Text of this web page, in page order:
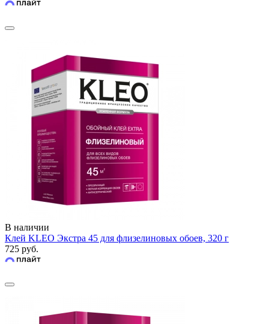
В наличии
Клей KLEO Экстра 45 для флизелиновых обоев, 320 г
725 руб.